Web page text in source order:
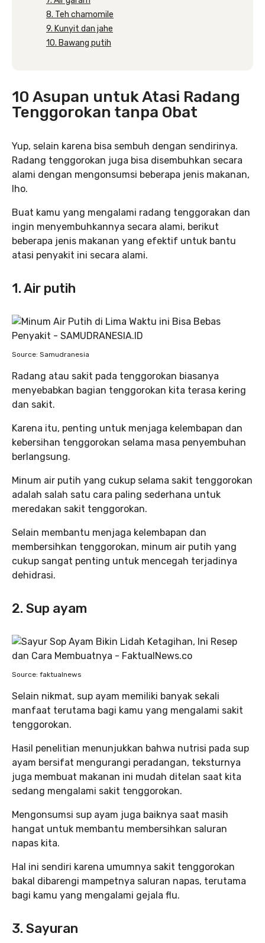
8. Teh chamomile
9. Kunyit dan jahe
10. Bawang putih
10 Asupan untuk Atasi Radang
Tenggorokan tanpa Obat
Yup, selain karena bisa sembuh dengan sendirinya.
Radang tenggorokan juga bisa disembuhkan secara
alami dengan mengonsumsi beberapa jenis makanan,
lho.
Buat kamu yang mengalami radang tenggorakan dan
ingin menyembuhkannya secara alami, berikut
beberapa jenis makanan yang efektif untuk bantu
atasi penyakit ini secara alami.
1. Air putih
Source: Samudranesia
Radang atau sakit pada tenggorokan biasanya
menyebabkan bagian tenggorokan kita terasa kering
dan sakit.
Karena itu, penting untuk menjaga kelembapan dan
kebersihan tenggorokan selama masa penyembuhan
berlangsung.
Minum air putih yang cukup selama sakit tenggorokan
adalah salah satu cara paling sederhana untuk
meredakan sakit tenggorokan.
Selain membantu menjaga kelembapan dan
membersihkan tenggorokan, minum air putih yang
cukup sangat penting untuk mencegah terjadinya
dehidrasi.
2. Sup ayam
Source: faktualnews
Selain nikmat, sup ayam memiliki banyak sekali
manfaat terutama bagi kamu yang mengalami sakit
tenggorokan.
Hasil penelitian menunjukkan bahwa nutrisi pada sup
ayam bersifat mengurangi peradangan, teksturnya
juga membuat makanan ini mudah ditelan saat kita
sedang mengalami sakit tenggorokan.
Mengonsumsi sup ayam juga baiknya saat masih
hangat untuk membantu membersihkan saluran
napas kita.
Hal ini sendiri karena umumnya sakit tenggorokan
bakal dibarengi mampetnya saluran napas, terutama
bagi kamu yang mengalami gejala flu.
3. Sayuran